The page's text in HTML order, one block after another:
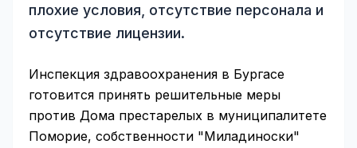
плохие условия, отсутствие персонала и
отсутствие лицензии.
Инспекция здравоохранения в Бургасе
готовится принять решительные меры
против Дома престарелых в муниципалитете
Поморие, собственности "Миладиноски"